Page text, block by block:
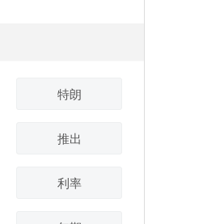
特朗
推出
利率